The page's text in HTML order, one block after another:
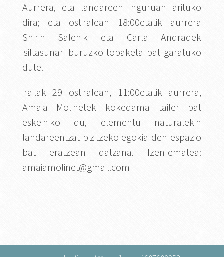
Aurrera, eta landareen inguruan arituko
dira; eta ostiralean 18:00etatik aurrera
Shirin Salehik eta Carla Andradek
isiltasunari buruzko topaketa bat garatuko
dute.
irailak 29 ostiralean, 11:00etatik aurrera,
Amaia Molinetek kokedama tailer bat
eskeiniko du, elementu naturalekin
landareentzat bizitzeko egokia den espazio
bat eratzean datzana. Izen-ematea:
amaiamolinet@gmail.com